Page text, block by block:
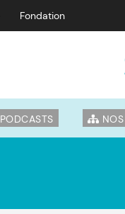
Fondation
PODCASTS